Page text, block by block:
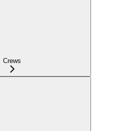
Crews